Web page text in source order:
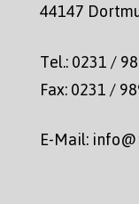
44147
Tel.: 0231 /
Fax: 0231 /
E-Mail: